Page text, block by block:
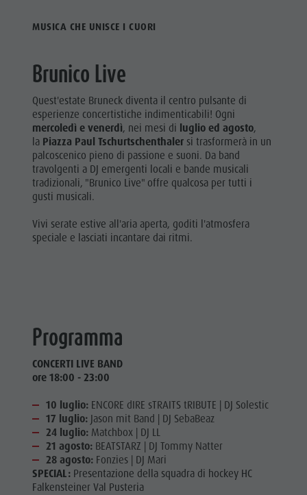
MUSICA CHE UNISCE I CUORI
Brunico Live
Quest'estate Bruneck diventa il centro pulsante di
esperienze concertistiche indimenticabili! Ogni
mercoledì e venerdì, nei mesi di luglio ed agosto,
la Piazza Paul Tschurtschenthaler si trasformerà in un
palcoscenico pieno di passione e suoni. Da band
travolgenti a DJ emergenti locali e bande musicali
tradizionali, "Brunico Live" offre qualcosa per tutti i
gusti musicali.
Vivi serate estive all'aria aperta, goditi l'atmosfera
speciale e lasciati incantare dai ritmi.
Programma
CONCERTI LIVE BAND
ore 18:00 - 23:00
10 luglio: ENCORE dIRE sTRAITS tRIBUTE | DJ Solestic
17 luglio: Jason mit Band | DJ SebaBeaz
24 luglio: Matchbox | DJ LL
21 agosto: BEATSTARZ | DJ Tommy Natter
28 agosto: Fonzies | DJ Mari
SPECIAL: Presentazione della squadra di hockey HC
Falkensteiner Val Pusteria